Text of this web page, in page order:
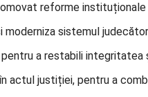
reforme instituționale
moderniza sistemul
a restabili integritatea
actul justiției, pentru a